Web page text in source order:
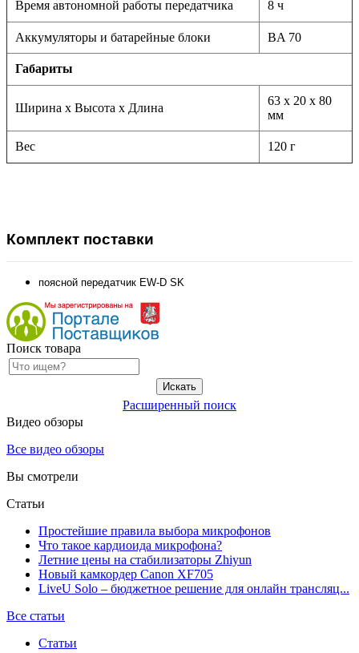
Время автономной работы передатчика 8 ч
Аккумуляторы и батарейные блоки BA 70
Габариты
Ширина х Высота х Длина
63 х 20 х 80
мм
Вес 120 г
Комплект поставки
поясной передатчик EW-D SK
Поиск товара
Расширенный поиск
Видео обзоры
Все видео обзоры
Вы смотрели
Статьи
Простейшие правила выбора микрофонов
Что такое кардиоида микрофона?
Летние цены на стабилизаторы Zhiyun
Новый камкордер Canon XF705
LiveU Solo – бюджетное решение для онлайн трансляц...
Все статьи
Статьи